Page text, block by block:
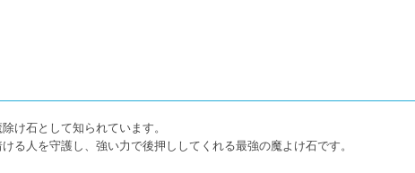
け石として知られています。
る人を守護し、強い力で後押ししてくれる最強の魔よけ石です。